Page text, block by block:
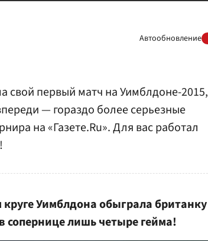
Автообновление
свой первый матч на Уимблдоне-2015,
— гораздо более серьезные
на «Газете.Ru». Для вас работал
Уимблдона обыграла британку
сопернице лишь четыре гейма!